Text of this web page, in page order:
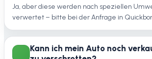
Ja, aber diese werden nach speziellen
verwertet – bitte bei der Anfrage in
Kann ich mein Auto noch